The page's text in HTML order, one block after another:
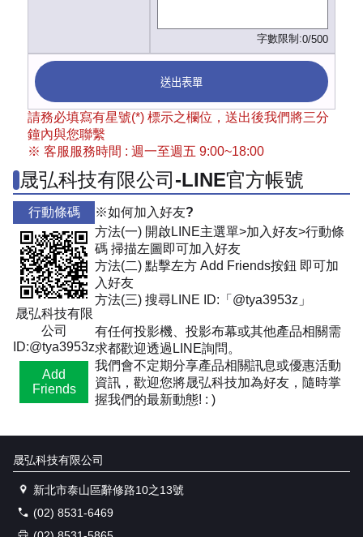
字數限制:0/500
送出表單
請務必填寫有星號(*) 標示之欄位，送出後我們將三分
鐘內與您聯繫
※ 客服服務時間 : 週一至週五 9:00~18:00
晟弘科技有限公司-LINE官方帳號
行動條碼
晟弘科技有限
公司
ID:@tya3953z
Add
Friends
※如何加入好友?
方法(一) 開啟LINE主選單>加入好友>行動條
碼 掃描左圖即可加入好友
方法(二) 點擊左方 Add Friends按鈕 即可加
入好友
方法(三) 搜尋LINE ID:「@tya3953z」
有任何投影機、投影布幕或其他產品相關需
求都歡迎透過LINE詢問。
我們會不定期分享產品相關訊息或優惠活動
資訊，歡迎您將晟弘科技加為好友，隨時掌
握我們的最新動態! : )
晟弘科技有限公司
新北市泰山區辭修路10之13號
(02) 8531-6469